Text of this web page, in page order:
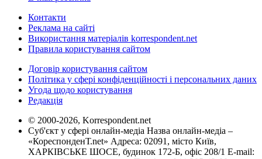
Контакти
Реклама на сайті
Використання матеріалів korrespondent.net
Правила користування сайтом
Договір користування сайтом
Політика у сфері конфіденційності і персональних даних
Угода щодо користування
Редакція
© 2000-2026, Korrespondent.net
Суб'єкт у сфері онлайн-медіа Назва онлайн-медіа –
«КореспонденТ.net» Адреса: 02091, місто Київ,
ХАРКІВСЬКЕ ШОСЕ, будинок 172-Б, офіс 208/1 E-mail: